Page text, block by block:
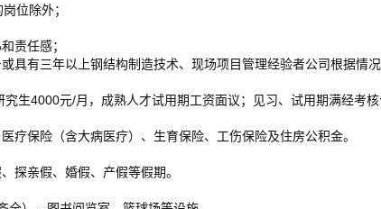
位除外；
责任感；
具有三年以上钢结构制造技术、现场项目管理经验者公司根据情况
生4000元/月，成熟人才试用期工资面议；见习、试用期满经考
疗保险（含大病医疗）、生育保险、工伤保险及住房公积金。
探亲假、婚假、产假等假期。